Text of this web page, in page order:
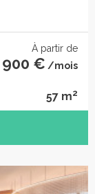
À partir de
900 € /mois
57 m2